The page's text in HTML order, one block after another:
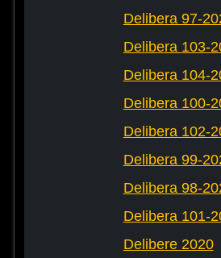
Delibera 97-
Delibera 103-
Delibera 104-
Delibera 100-
Delibera 102-
Delibera 99-
Delibera 98-
Delibera 101-
Delibere 2020